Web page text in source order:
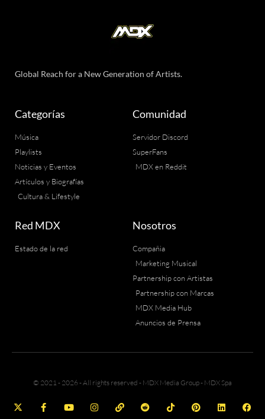
Global Reach for a New Generation of Artists.
Categorías
Música
Playlists
Noticias y Eventos
Artículos y Biografías
Cultura & Lifestyle
Comunidad
Servidor Discord
SuperFans
MDX en Reddit
Red MDX
Estado de la red
Nosotros
Compañia
Marketing Musical
Partnership con Artistas
Partnership con Marcas
MDX Media Hub
Anuncios de Prensa
© 2021 - 2026 - All rights reserved - MDX Media Group - MDX Spa